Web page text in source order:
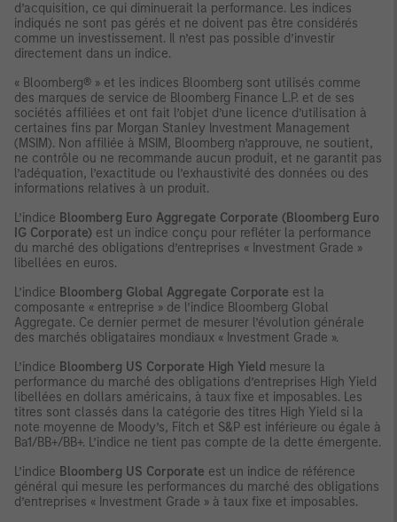
d’acquisition, ce qui diminuerait la performance. Les indices
indiqués ne sont pas gérés et ne doivent pas être considérés
comme un investissement. Il n’est pas possible d’investir
directement dans un indice.
« Bloomberg® » et les indices Bloomberg sont utilisés comme
des marques de service de Bloomberg Finance L.P. et de ses
sociétés affiliées et ont fait l’objet d’une licence d’utilisation à
certaines fins par Morgan Stanley Investment Management
(MSIM). Non affiliée à MSIM, Bloomberg n’approuve, ne soutient,
ne contrôle ou ne recommande aucun produit, et ne garantit pas
l’adéquation, l’exactitude ou l’exhaustivité des données ou des
informations relatives à un produit.
L’indice Bloomberg Euro Aggregate Corporate (Bloomberg Euro
IG Corporate) est un indice conçu pour refléter la performance
du marché des obligations d’entreprises « Investment Grade »
libellées en euros.
L’indice Bloomberg Global Aggregate Corporate est la
composante « entreprise » de l’indice Bloomberg Global
Aggregate. Ce dernier permet de mesurer l’évolution générale
des marchés obligataires mondiaux « Investment Grade ».
L’indice Bloomberg US Corporate High Yield mesure la
performance du marché des obligations d’entreprises High Yield
libellées en dollars américains, à taux fixe et imposables. Les
titres sont classés dans la catégorie des titres High Yield si la
note moyenne de Moody’s, Fitch et S&P est inférieure ou égale à
Ba1/BB+/BB+. L’indice ne tient pas compte de la dette émergente.
L’indice Bloomberg US Corporate est un indice de référence
général qui mesure les performances du marché des obligations
d’entreprises « Investment Grade » à taux fixe et imposables.